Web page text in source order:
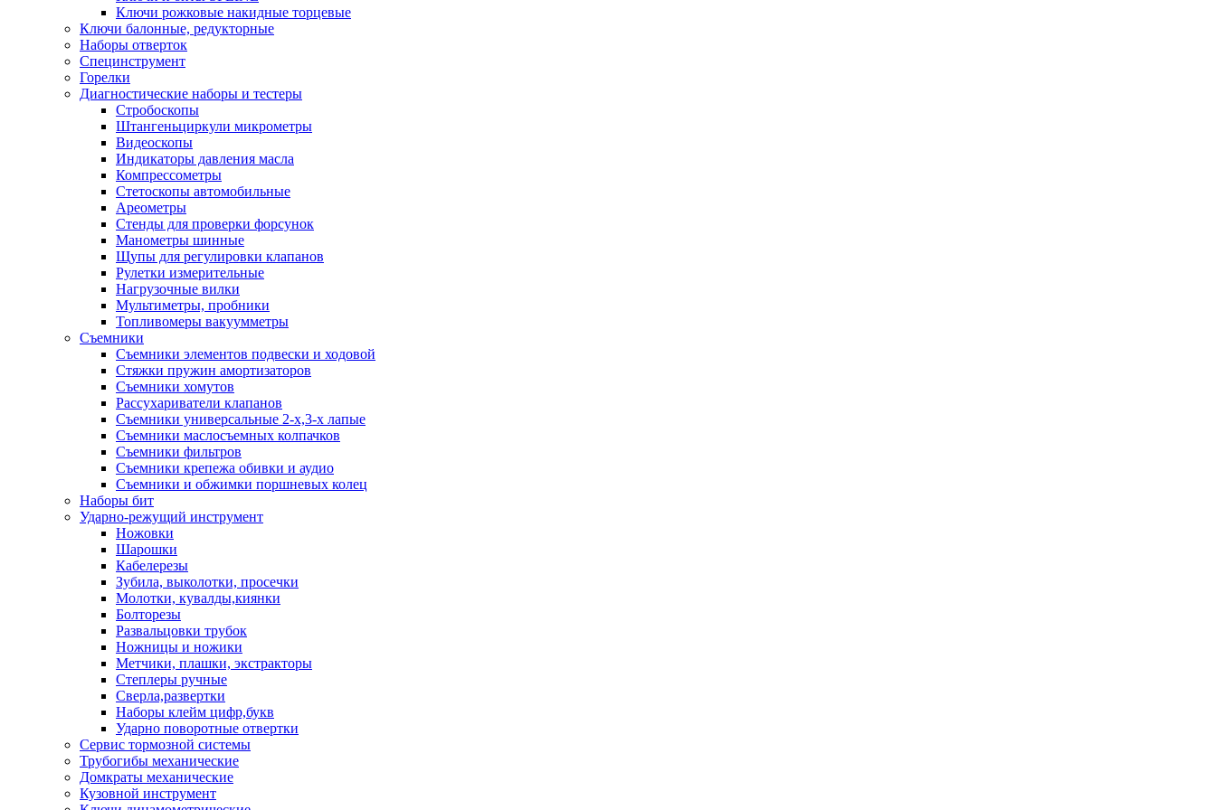
Ключи рожковые накидные торцевые
Ключи балонные, редукторные
Наборы отверток
Специнструмент
Горелки
Диагностические наборы и тестеры
Стробоскопы
Штангеньциркули микрометры
Видеоскопы
Индикаторы давления масла
Компрессометры
Стетоскопы автомобильные
Ареометры
Стенды для проверки форсунок
Манометры шинные
Щупы для регулировки клапанов
Рулетки измерительные
Нагрузочные вилки
Мультиметры, пробники
Топливомеры вакуумметры
Съемники
Съемники элементов подвески и ходовой
Стяжки пружин амортизаторов
Съемники хомутов
Рассухариватели клапанов
Съемники универсальные 2-х,3-х лапые
Съемники маслосъемных колпачков
Съемники фильтров
Съемники крепежа обивки и аудио
Съемники и обжимки поршневых колец
Наборы бит
Ударно-режущий инструмент
Ножовки
Шарошки
Кабелерезы
Зубила, выколотки, просечки
Молотки, кувалды,киянки
Болторезы
Развальцовки трубок
Ножницы и ножики
Метчики, плашки, экстракторы
Степлеры ручные
Сверла,развертки
Наборы клейм цифр,букв
Ударно поворотные отвертки
Сервис тормозной системы
Трубогибы механические
Домкраты механические
Кузовной инструмент